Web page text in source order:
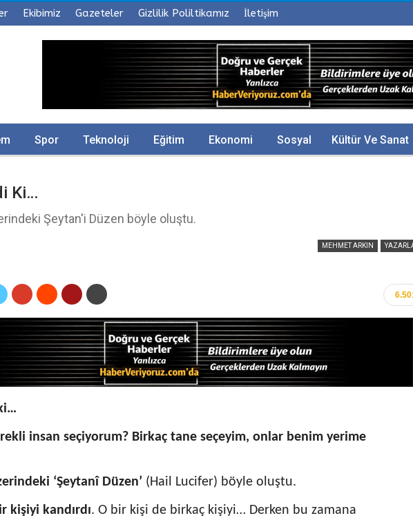
Ekibimiz Gazeteler Gizlilik Poliltikamız İletişim
Spor Teknoloji Eğitim Ekonomi Sosyal Kültür Ve Sanat
Ki…
Şeytan'i Düzen böyle oluştu.
MEHMET ARKIN
insan seçiyorum? Birkaç tane seçeyim, onlar benim yerime
‘Şeytanî Düzen’ (Hail Lucifer) böyle oluştu.
kişiyi kandırdı. O bir kişi de birkaç kişiyi… Derken bu zamana